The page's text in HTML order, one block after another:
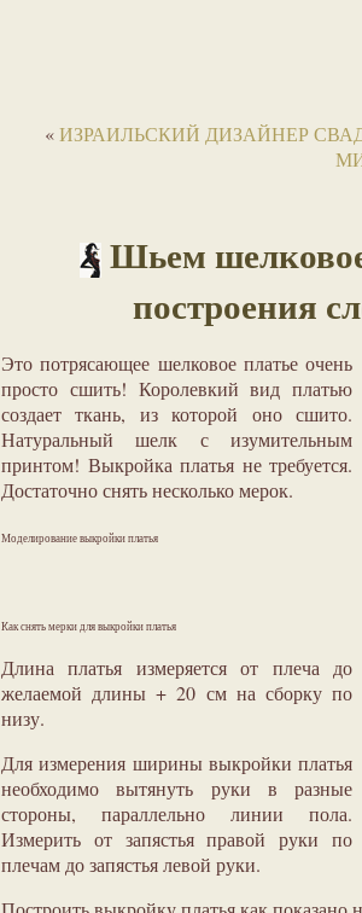
«ИЗРАИЛЬСКИЙ ДИЗАЙНЕР
Шьем
построения
Это потрясающее шелковое платье очень
просто сшить! Королевкий вид платью
создает ткань, из которой оно сшито.
Натуральный шелк с изумительным
принтом! Выкройка платья не требуется.
Достаточно снять несколько мерок.
Моделирование выкройки платья
Как снять мерки для выкройки платья
Длина платья измеряется от плеча до
желаемой длины + 20 см на сборку по
низу.
Для измерения ширины выкройки платья
необходимо вытянуть руки в разные
стороны, параллельно линии пола.
Измерить от запястья правой руки по
плечам до запястья левой руки.